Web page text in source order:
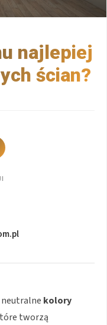
najlepiej
ścian?
neutralne kolory
tworzą